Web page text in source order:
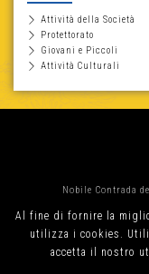
Attività della Società
Protettorato
Giovani e Piccoli
Attività Culturali
Nobile Contrada
Al fine di fornire la
utilizza i cookies.
accetta il nostro